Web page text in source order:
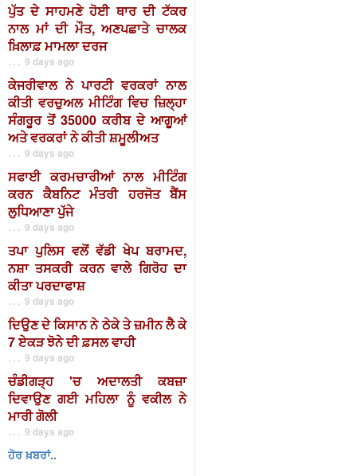
ਪੁੱਤ ਦੇ ਸਾਹਮਣੇ ਹੋਈ ਥਾਰ ਦੀ ਟੱਕਰ
ਨਾਲ ਮਾਂ ਦੀ ਮੌਤ, ਅਣਪਛਾਤੇ ਚਾਲਕ
ਖ਼ਿਲਾਫ਼ ਮਾਮਲਾ ਦਰਜ
. . . 9 days ago
ਕੇਜਰੀਵਾਲ ਨੇ ਪਾਰਟੀ ਵਰਕਰਾਂ ਨਾਲ
ਕੀਤੀ ਵਰਚੁਅਲ ਮੀਟਿੰਗ ਵਿਚ ਜ਼ਿਲ੍ਹਾ
ਸੰਗਰੂਰ ਤੋਂ 35000 ਕਰੀਬ ਦੇ ਆਗੂਆਂ
ਅਤੇ ਵਰਕਰਾਂ ਨੇ ਕੀਤੀ ਸ਼ਮੂਲੀਅਤ
. . . 9 days ago
ਸਫਾਈ ਕਰਮਚਾਰੀਆਂ ਨਾਲ ਮੀਟਿੰਗ
ਕਰਨ ਕੈਬਨਿਟ ਮੰਤਰੀ ਹਰਜੋਤ ਬੈਂਸ
ਲੁਧਿਆਣਾ ਪੁੱਜੇ
. . . 9 days ago
ਤਪਾ ਪੁਲਿਸ ਵਲੋਂ ਵੱਡੀ ਖੇਪ ਬਰਾਮਦ,
ਨਸ਼ਾ ਤਸਕਰੀ ਕਰਨ ਵਾਲੇ ਗਿਰੋਹ ਦਾ
ਕੀਤਾ ਪਰਦਾਫਾਸ਼
. . . 9 days ago
ਦਿਉਣ ਦੇ ਕਿਸਾਨ ਨੇ ਠੇਕੇ ਤੇ ਜ਼ਮੀਨ ਲੈ ਕੇ
7 ਏਕੜ ਝੋਨੇ ਦੀ ਫ਼ਸਲ ਵਾਹੀ
. . . 9 days ago
ਚੰਡੀਗੜ੍ਹ 'ਚ ਅਦਾਲਤੀ ਕਬਜ਼ਾ
ਦਿਵਾਉਣ ਗਈ ਮਹਿਲਾ ਨੂੰ ਵਕੀਲ ਨੇ
ਮਾਰੀ ਗੋਲੀ
. . . 9 days ago
ਹੋਰ ਖ਼ਬਰਾਂ..